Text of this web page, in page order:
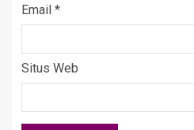
Email *
Situs Web